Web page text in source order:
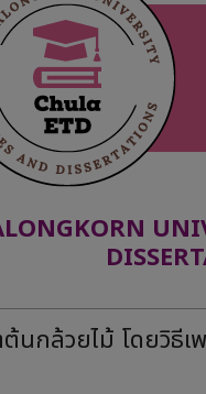
กล้วยไม้ โดยวิธีเพ